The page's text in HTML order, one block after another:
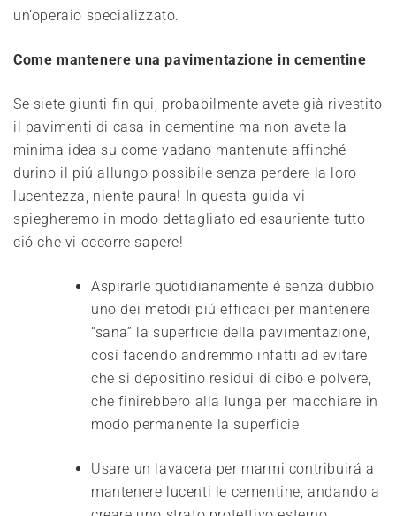
un’operaio specializzato.
Come mantenere una pavimentazione in cementine
Se siete giunti fin qui, probabilmente avete già rivestito
il pavimenti di casa in cementine ma non avete la
minima idea su come vadano mantenute affinché
durino il piú allungo possibile senza perdere la loro
lucentezza, niente paura! In questa guida vi
spiegheremo in modo dettagliato ed esauriente tutto
ció che vi occorre sapere!
Aspirarle quotidianamente é senza dubbio
uno dei metodi piú efficaci per mantenere
“sana” la superficie della pavimentazione,
cosí facendo andremmo infatti ad evitare
che si depositino residui di cibo e polvere,
che finirebbero alla lunga per macchiare in
modo permanente la superficie
Usare un lavacera per marmi contribuirá a
mantenere lucenti le cementine, andando a